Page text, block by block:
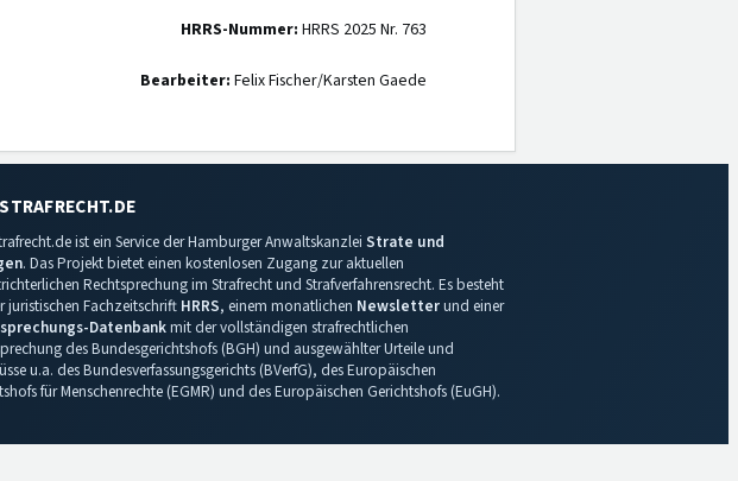
HRRS-Nummer: HRRS 2025 Nr. 763
Bearbeiter: Felix Fischer/Karsten Gaede
ist ein Service der Hamburger Anwaltskanzlei Strate und
. Das Projekt bietet einen kostenlosen Zugang zur aktuellen
Rechtsprechung im Strafrecht und Strafverfahrensrecht. Es besteht
juristischen Fachzeitschrift HRRS, einem monatlichen Newsletterund einer
Datenbankmit der vollständigen strafrechtlichen
des Bundesgerichtshofs (BGH) und ausgewählter Urteile und
u.a. des Bundesverfassungsgerichts (BVerfG), des Europäischen
für Menschenrechte (EGMR) und des Europäischen Gerichtshofs (EuGH).